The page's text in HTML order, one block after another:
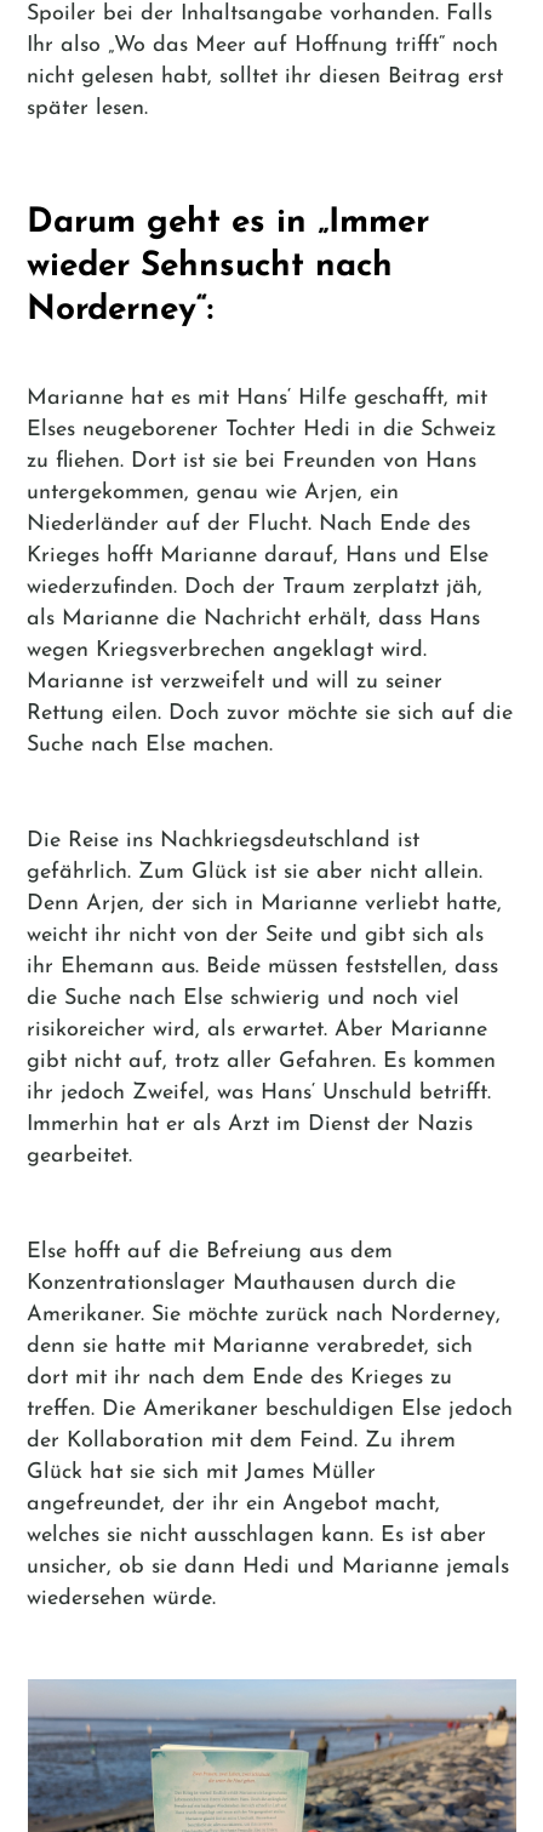
Spoiler bei der Inhaltsangabe vorhanden. Falls
Ihr also „Wo das Meer auf Hoffnung trifft“ noch
nicht gelesen habt, solltet ihr diesen Beitrag erst
später lesen.
Darum geht es in „Immer
wieder Sehnsucht nach
Norderney“:
Marianne hat es mit Hans‘ Hilfe geschafft, mit
Elses neugeborener Tochter Hedi in die Schweiz
zu fliehen. Dort ist sie bei Freunden von Hans
untergekommen, genau wie Arjen, ein
Niederländer auf der Flucht. Nach Ende des
Krieges hofft Marianne darauf, Hans und Else
wiederzufinden. Doch der Traum zerplatzt jäh,
als Marianne die Nachricht erhält, dass Hans
wegen Kriegsverbrechen angeklagt wird.
Marianne ist verzweifelt und will zu seiner
Rettung eilen. Doch zuvor möchte sie sich auf die
Suche nach Else machen.
Die Reise ins Nachkriegsdeutschland ist
gefährlich. Zum Glück ist sie aber nicht allein.
Denn Arjen, der sich in Marianne verliebt hatte,
weicht ihr nicht von der Seite und gibt sich als
ihr Ehemann aus. Beide müssen feststellen, dass
die Suche nach Else schwierig und noch viel
risikoreicher wird, als erwartet. Aber Marianne
gibt nicht auf, trotz aller Gefahren. Es kommen
ihr jedoch Zweifel, was Hans‘ Unschuld betrifft.
Immerhin hat er als Arzt im Dienst der Nazis
gearbeitet.
Else hofft auf die Befreiung aus dem
Konzentrationslager Mauthausen durch die
Amerikaner. Sie möchte zurück nach Norderney,
denn sie hatte mit Marianne verabredet, sich
dort mit ihr nach dem Ende des Krieges zu
treffen. Die Amerikaner beschuldigen Else jedoch
der Kollaboration mit dem Feind. Zu ihrem
Glück hat sie sich mit James Müller
angefreundet, der ihr ein Angebot macht,
welches sie nicht ausschlagen kann. Es ist aber
unsicher, ob sie dann Hedi und Marianne jemals
wiedersehen würde.